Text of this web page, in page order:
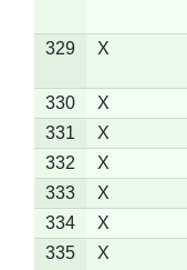
329 X
330 X
331
X
332
X
333
X
334
X
335
X